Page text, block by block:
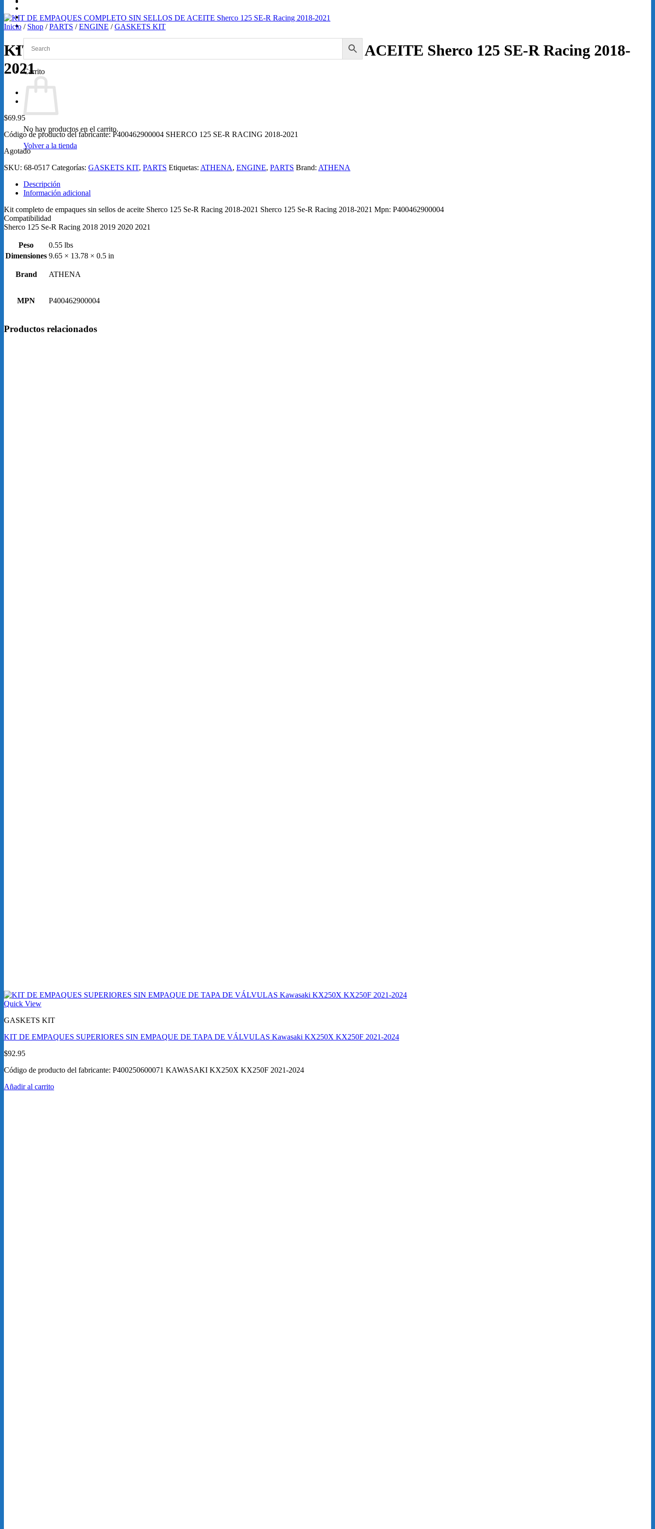
SERVICIOS
Loretta Lynn 2026
Carrito
No hay productos en el carrito.
Volver a la tienda
Inicio / Shop / PARTS / ENGINE / GASKETS KIT
KIT DE EMPAQUES COMPLETO SIN SELLOS DE ACEITE Sherco 125 SE-R Racing 2018-
2021
$69.95
Código de producto del fabricante: P400462900004 SHERCO 125 SE-R RACING 2018-2021
Agotado
SKU: 68-0517 Categorías: GASKETS KIT, PARTS Etiquetas: ATHENA, ENGINE, PARTS Brand: ATHENA
Descripción
Información adicional
Kit completo de empaques sin sellos de aceite Sherco 125 Se-R Racing 2018-2021 Sherco 125 Se-R Racing 2018-2021 Mpn: P400462900004
Compatibilidad
Sherco 125 Se-R Racing 2018 2019 2020 2021
Peso
0.55 lbs
Dimensiones 9.65 × 13.78 × 0.5 in
Brand ATHENA
MPN P400462900004
Productos relacionados
Quick View
GASKETS KIT
KIT DE EMPAQUES SUPERIORES SIN EMPAQUE DE TAPA DE VÁLVULAS Kawasaki KX250X KX250F 2021-2024
$92.95
Código de producto del fabricante: P400250600071 KAWASAKI KX250X KX250F 2021-2024
Añadir al carrito